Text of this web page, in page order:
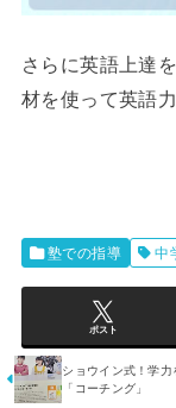
さらに英語上達
材を使って英語
塾での指導 中
ポスト
ショウイン式！学
「コーチング」